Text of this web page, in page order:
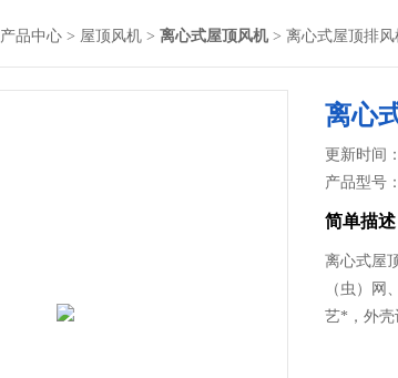
产品中心 > 屋顶风机 > 离心式屋顶风机> 离心式屋顶排风
离心
更新时间
产品型号
简单描述
离心式屋
（虫）
艺*，外壳